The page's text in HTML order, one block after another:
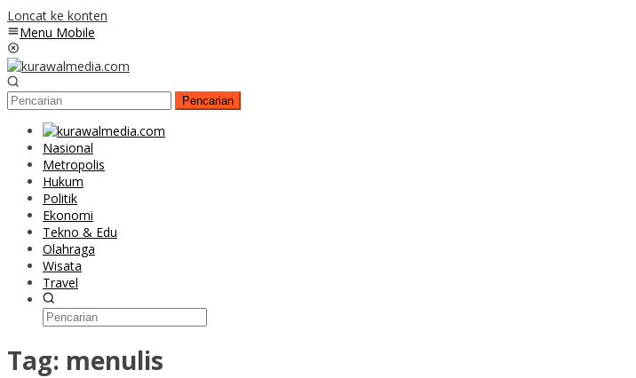
Loncat ke konten
Menu Mobile
Pencarian
Nasional
Metropolis
Hukum
Politik
Ekonomi
Tekno & Edu
Olahraga
Wisata
Travel
Tag: menulis